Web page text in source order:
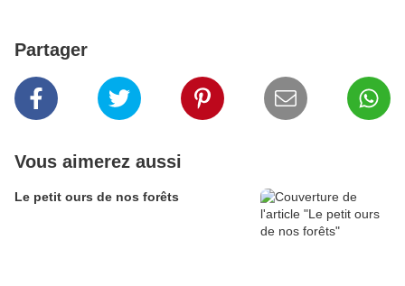
Partager
Vous aimerez aussi
Le petit ours de nos forêts